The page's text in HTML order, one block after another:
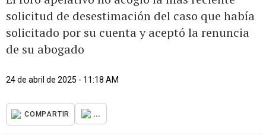
solicitud de desestimación del caso que había
solicitado por su cuenta y aceptó la renuncia
de su abogado
24 de abril de 2025 - 11:18 AM
COMPARTIR ...